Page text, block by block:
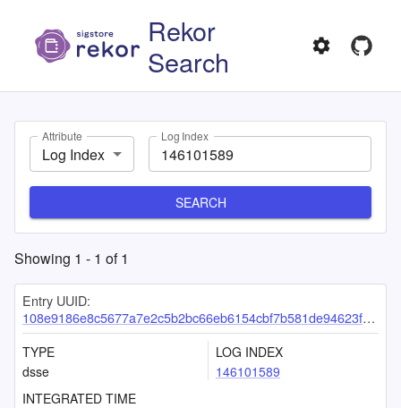
Rekor
Search
Attribute
Log Index
Log Index
SEARCH
Showing 1 - 1 of1
Entry UUID:
108e9186e8c5677a7e2c5b2bc66eb6154cbf7b581de94623fb3b940df52d729f54888447e7378b0d
TYPE
dsse
LOG INDEX
146101589
INTEGRATED TIME